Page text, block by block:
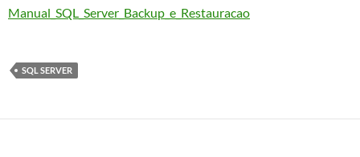
Manual_SQL_Server_Backup_e_Restauracao
SQL SERVER